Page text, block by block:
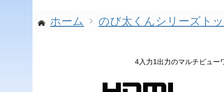
ホーム のび太くんシリーズト
4入力1出力のマルチビュー